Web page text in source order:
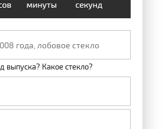
выпуска? Какое стекло?